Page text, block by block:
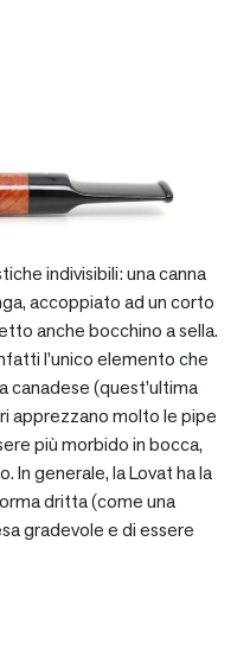
indivisibili: una canna
accoppiato ad un corto
anche bocchino a sella.
l’unico elemento che
canadese (quest’ultima
apprezzano molto le pipe
più morbido in bocca,
In generale, la Lovat ha la
dritta (come una
gradevole e di essere